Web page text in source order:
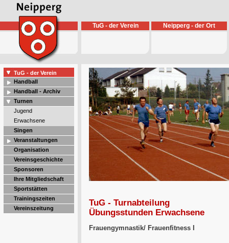
TuG - der Verein Neipperg - der Ort
TuG - der Verein
Handball
Handball - Archiv
Turnen
Jugend
Erwachsene
Singen
Veranstaltungen
Organisation
Vereinsgeschichte
Sponsoren
Ihre Mitgliedschaft
Sportstätten
Trainingszeiten
Vereinszeitung
TuG - Turnabteilung
Übungsstunden Erwachsene
Frauengymnastik/ Frauenfitness I